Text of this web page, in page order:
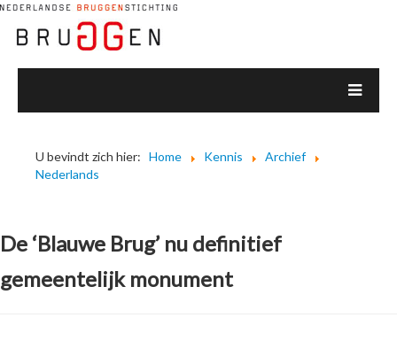
U bevindt zich hier: Home Kennis
Archief
Nederlands
De ‘Blauwe Brug’ nu definitief
gemeentelijk monument